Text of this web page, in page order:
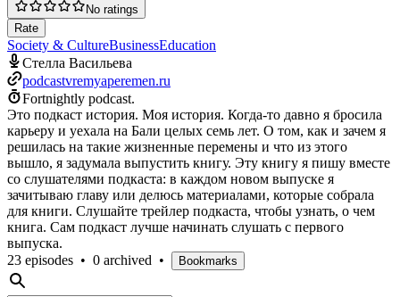
No ratings
Rate
Society & CultureBusinessEducation
Стелла Васильева
podcastvremyaperemen.ru
Fortnightly podcast.
Это подкаст история. Моя история. Когда-то давно я бросила
карьеру и уехала на Бали целых семь лет. О том, как и зачем я
решилась на такие жизненные перемены и что из этого
вышло, я задумала выпустить книгу. Эту книгу я пишу вместе
со слушателями подкаста: в каждом новом выпуске я
зачитываю главу или делюсь материалами, которые собрала
для книги. Слушайте трейлер подкаста, чтобы узнать, о чем
книга. Сам подкаст лучше начинать слушать с первого
выпуска.
23 episodes • 0 archived • Bookmarks